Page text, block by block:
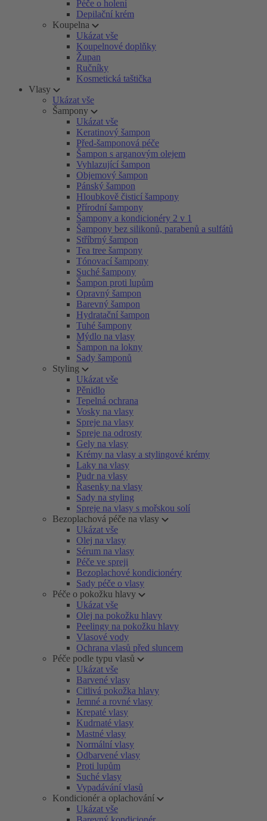
Péče o holení
Depilační krém
Koupelna
Ukázat vše
Koupelnové doplňky
Župan
Ručníky
Kosmetická taštička
Vlasy
Ukázat vše
Šampony
Ukázat vše
Keratinový šampon
Před-šamponová péče
Šampon s arganovým olejem
Vyhlazující šampon
Objemový šampon
Pánský šampon
Hloubkově čisticí šampony
Přírodní šampony
Šampony a kondicionéry 2 v 1
Šampony bez silikonů, parabenů a sulfátů
Stříbrný šampon
Tea tree šampony
Tónovací šampony
Suché šampony
Šampon proti lupům
Opravný šampon
Barevný šampon
Hydratační šampon
Tuhé šampony
Mýdlo na vlasy
Šampon na lokny
Sady šamponů
Styling
Ukázat vše
Pěnidlo
Tepelná ochrana
Vosky na vlasy
Spreje na vlasy
Spreje na odrosty
Gely na vlasy
Krémy na vlasy a stylingové krémy
Laky na vlasy
Pudr na vlasy
Řasenky na vlasy
Sady na styling
Spreje na vlasy s mořskou solí
Bezoplachová péče na vlasy
Ukázat vše
Olej na vlasy
Sérum na vlasy
Péče ve spreji
Bezoplachové kondicionéry
Sady péče o vlasy
Péče o pokožku hlavy
Ukázat vše
Olej na pokožku hlavy
Peelingy na pokožku hlavy
Vlasové vody
Ochrana vlasů před sluncem
Péče podle typu vlasů
Ukázat vše
Barvené vlasy
Citlivá pokožka hlavy
Jemné a rovné vlasy
Krepaté vlasy
Kudrnaté vlasy
Mastné vlasy
Normální vlasy
Odbarvené vlasy
Proti lupům
Suché vlasy
Vypadávání vlasů
Kondicionér a oplachování
Ukázat vše